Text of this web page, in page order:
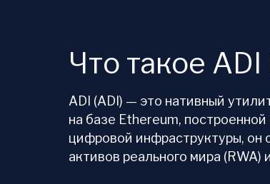
Что такое ADI
ADI (ADI) — это нативный
на базе Ethereum,
цифровой инфраструктуры, он
активов реального мира